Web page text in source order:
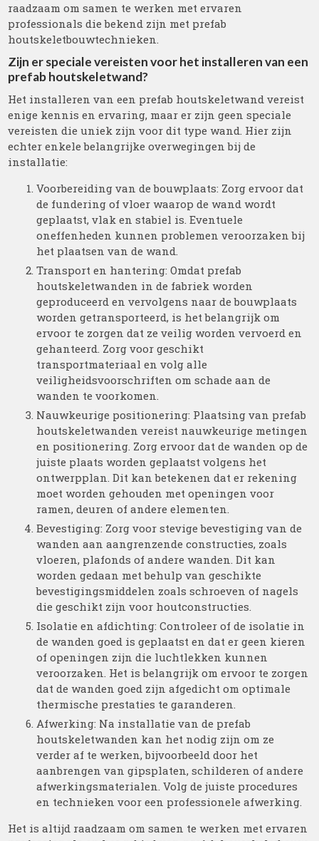
raadzaam om samen te werken met ervaren
professionals die bekend zijn met prefab
houtskeletbouwtechnieken.
Zijn er speciale vereisten voor het installeren van een
prefab houtskeletwand?
Het installeren van een prefab houtskeletwand vereist
enige kennis en ervaring, maar er zijn geen speciale
vereisten die uniek zijn voor dit type wand. Hier zijn
echter enkele belangrijke overwegingen bij de
installatie:
Voorbereiding van de bouwplaats: Zorg ervoor dat
de fundering of vloer waarop de wand wordt
geplaatst, vlak en stabiel is. Eventuele
oneffenheden kunnen problemen veroorzaken bij
het plaatsen van de wand.
Transport en hantering: Omdat prefab
houtskeletwanden in de fabriek worden
geproduceerd en vervolgens naar de bouwplaats
worden getransporteerd, is het belangrijk om
ervoor te zorgen dat ze veilig worden vervoerd en
gehanteerd. Zorg voor geschikt
transportmateriaal en volg alle
veiligheidsvoorschriften om schade aan de
wanden te voorkomen.
Nauwkeurige positionering: Plaatsing van prefab
houtskeletwanden vereist nauwkeurige metingen
en positionering. Zorg ervoor dat de wanden op de
juiste plaats worden geplaatst volgens het
ontwerpplan. Dit kan betekenen dat er rekening
moet worden gehouden met openingen voor
ramen, deuren of andere elementen.
Bevestiging: Zorg voor stevige bevestiging van de
wanden aan aangrenzende constructies, zoals
vloeren, plafonds of andere wanden. Dit kan
worden gedaan met behulp van geschikte
bevestigingsmiddelen zoals schroeven of nagels
die geschikt zijn voor houtconstructies.
Isolatie en afdichting: Controleer of de isolatie in
de wanden goed is geplaatst en dat er geen kieren
of openingen zijn die luchtlekken kunnen
veroorzaken. Het is belangrijk om ervoor te zorgen
dat de wanden goed zijn afgedicht om optimale
thermische prestaties te garanderen.
Afwerking: Na installatie van de prefab
houtskeletwanden kan het nodig zijn om ze
verder af te werken, bijvoorbeeld door het
aanbrengen van gipsplaten, schilderen of andere
afwerkingsmaterialen. Volg de juiste procedures
en technieken voor een professionele afwerking.
Het is altijd raadzaam om samen te werken met ervaren